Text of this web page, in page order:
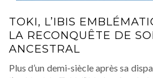
TOKI, L’IBIS
LA RECONQUÊTE DE
ANCESTRAL
Plus d’un demi-siècle après sa